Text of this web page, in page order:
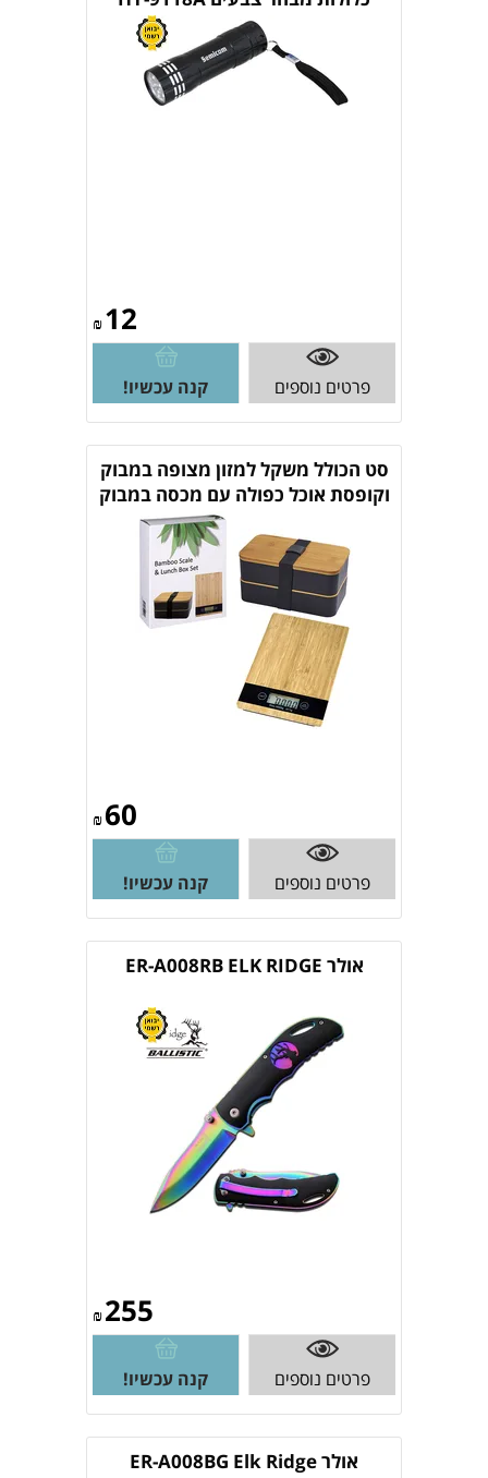
₪12
פרטים נוספים קנה עכשיו!
סט הכולל משקל למזון מצופה במבוק
וקופסת אוכל כפולה עם מכסה במבוק
וסכום
₪60
פרטים נוספים קנה עכשיו!
אולר ER-A008RB ELK RIDGE
₪255
פרטים נוספים קנה עכשיו!
אולר ER-A008BG Elk Ridge